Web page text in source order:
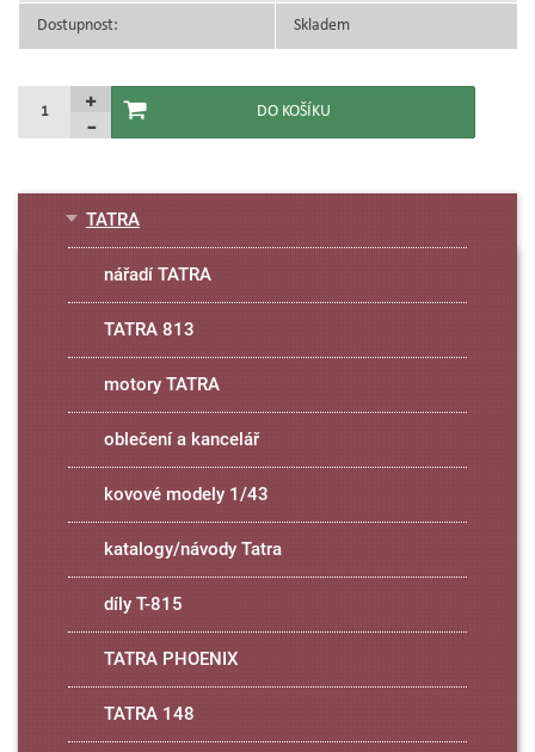
Dostupnost: Skladem
TATRA
nářadí TATRA
TATRA 813
motory TATRA
oblečení a kancelář
kovové modely 1/43
katalogy/návody Tatra
díly T-815
TATRA PHOENIX
TATRA 148